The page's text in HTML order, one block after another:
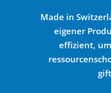
Made in
eigener
effizient,